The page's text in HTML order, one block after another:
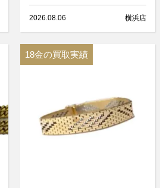
2026.08.06 横浜店
18金の買取実績